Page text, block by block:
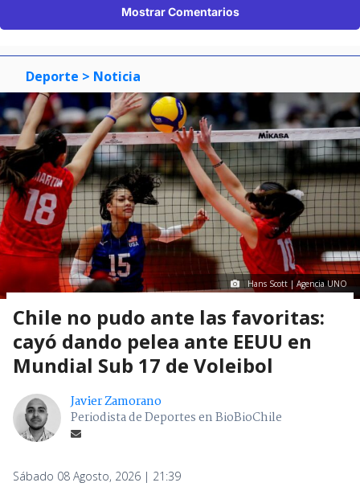
Mostrar Comentarios
Deporte > Noticia
Hans Scott | Agencia UNO
Chile no pudo ante las favoritas:
cayó dando pelea ante EEUU en
Mundial Sub 17 de Voleibol
Javier Zamorano
Periodista de Deportes en BioBioChile
Sábado 08 Agosto, 2026 | 21:39